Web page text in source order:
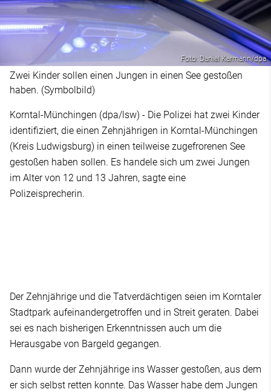
Foto: Daniel Karmann/dpa
Zwei Kinder sollen einen Jungen in einen See gestoßen
haben. (Symbolbild)
Korntal-Münchingen (dpa/lsw) - Die Polizei hat zwei Kinder
identifiziert, die einen Zehnjährigen in Korntal-Münchingen
(Kreis Ludwigsburg) in einen teilweise zugefrorenen See
gestoßen haben sollen. Es handele sich um zwei Jungen
im Alter von 12 und 13 Jahren, sagte eine
Polizeisprecherin.
Der Zehnjährige und die Tatverdächtigen seien im Korntaler
Stadtpark aufeinandergetroffen und in Streit geraten. Dabei
sei es nach bisherigen Erkenntnissen auch um die
Herausgabe von Bargeld gegangen.
Dann wurde der Zehnjährige ins Wasser gestoßen, aus dem
er sich selbst retten konnte. Das Wasser habe dem Jungen